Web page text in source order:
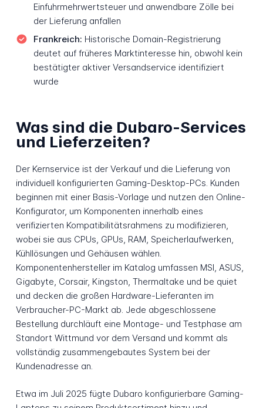
Einfuhrmehrwertsteuer und anwendbare Zölle bei
der Lieferung anfallen
Frankreich: Historische Domain-Registrierung
deutet auf früheres Marktinteresse hin, obwohl kein
bestätigter aktiver Versandservice identifiziert
wurde
Was sind die Dubaro-Services
und Lieferzeiten?
Der Kernservice ist der Verkauf und die Lieferung von
individuell konfigurierten Gaming-Desktop-PCs. Kunden
beginnen mit einer Basis-Vorlage und nutzen den Online-
Konfigurator, um Komponenten innerhalb eines
verifizierten Kompatibilitätsrahmens zu modifizieren,
wobei sie aus CPUs, GPUs, RAM, Speicherlaufwerken,
Kühllösungen und Gehäusen wählen.
Komponentenhersteller im Katalog umfassen MSI, ASUS,
Gigabyte, Corsair, Kingston, Thermaltake und be quiet
und decken die großen Hardware-Lieferanten im
Verbraucher-PC-Markt ab. Jede abgeschlossene
Bestellung durchläuft eine Montage- und Testphase am
Standort Wittmund vor dem Versand und kommt als
vollständig zusammengebautes System bei der
Kundenadresse an.
Etwa im Juli 2025 fügte Dubaro konfigurierbare Gaming-